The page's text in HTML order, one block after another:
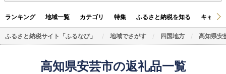
ランキング 地域一覧 カテゴリ 特集 ふるさと納税を知る キャン
ふるさと納税サイト「ふるなび」 地域でさがす 四国地方 高知県安
高知県安芸市の返礼品一覧